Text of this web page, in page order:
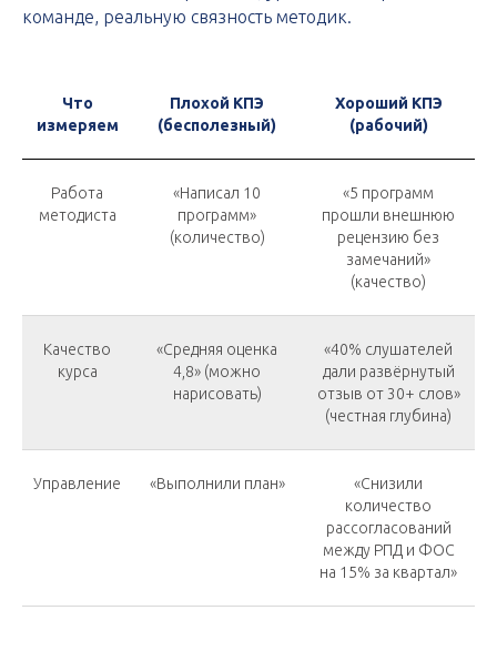
команде, реальную связность методик.
Что
измеряем
Плохой КПЭ
(бесполезный)
Хороший КПЭ
(рабочий)
Работа
методиста
«Написал 10
программ»
(количество)
«5 программ
прошли внешнюю
рецензию без
замечаний»
(качество)
Качество
курса
«Средняя оценка
4,8» (можно
нарисовать)
«40% слушателей
дали развёрнутый
отзыв от 30+ слов»
(честная глубина)
Управление «Выполнили план»
«Снизили
количество
рассогласований
между РПД и ФОС
на 15% за квартал»